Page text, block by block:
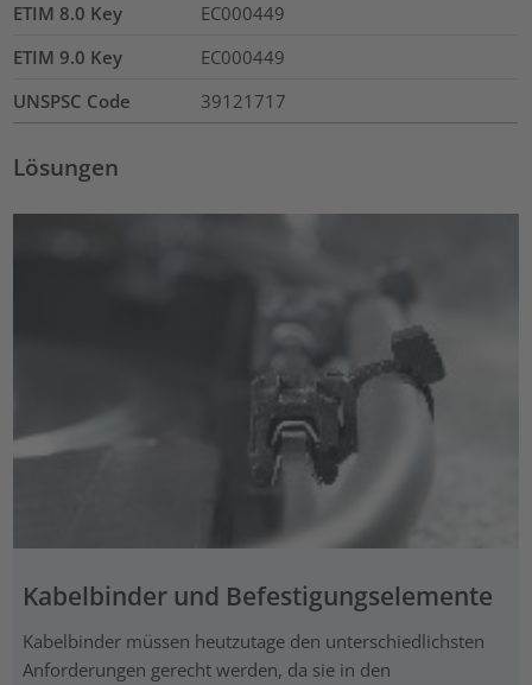
ETIM 8.0 Key
EC000449
ETIM 9.0 Key
EC000449
UNSPSC Code
39121717
Lösungen
Kabelbinder und Befestigungselemente
Kabelbinder müssen heutzutage den unterschiedlichsten
Anforderungen gerecht werden, da sie in den